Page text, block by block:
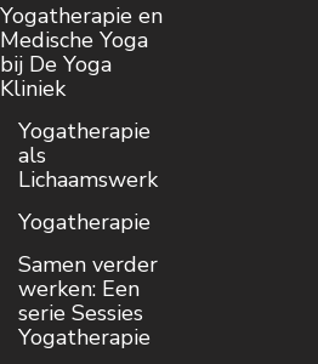
Yogatherapie en
Medische Yoga
bij De Yoga
Kliniek
Yogatherapie
als
Lichaamswerk
Yogatherapie
Samen verder
werken: Een
serie Sessies
Yogatherapie